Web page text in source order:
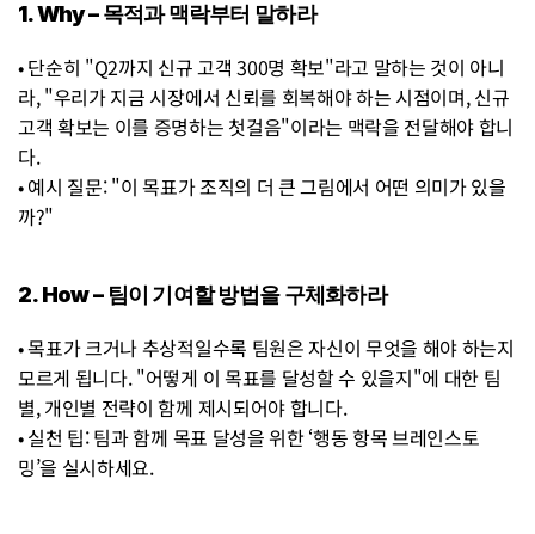
1. Why – 목적과 맥락부터 말하라
• 단순히 "Q2까지 신규 고객 300명 확보"라고 말하는 것이 아니
라, "우리가 지금 시장에서 신뢰를 회복해야 하는 시점이며, 신규
고객 확보는 이를 증명하는 첫걸음"이라는 맥락을 전달해야 합니
다.
• 예시 질문: "이 목표가 조직의 더 큰 그림에서 어떤 의미가 있을
까?"
2. How – 팀이 기여할 방법을 구체화하라
• 목표가 크거나 추상적일수록 팀원은 자신이 무엇을 해야 하는지
모르게 됩니다. "어떻게 이 목표를 달성할 수 있을지"에 대한 팀
별, 개인별 전략이 함께 제시되어야 합니다.
• 실천 팁: 팀과 함께 목표 달성을 위한 ‘행동 항목 브레인스토
밍’을 실시하세요.